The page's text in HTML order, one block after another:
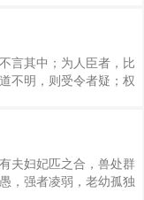
不可废也。若夫世主则
则地必亏矣。内不以
甲子之朝而后胜也，其
之，筑堵之墙，十人之
。日一闲之。散金财，
垒而有耳目。兵不呼
，呼儆则敌人戒。茍聚
则瑕者坚乘瑕则坚者
屠牛坦朝解九牛，而刀
言其中；为人臣者，比
不明，则受令者疑；权
令之止也。是故能象其
以饰官化下者，明君
民，而足以修义从令
其业，上下相希，若望
夫任事，人啬夫任
夫妇妃匹之合，兽处群
，强者凌弱，老幼孤独